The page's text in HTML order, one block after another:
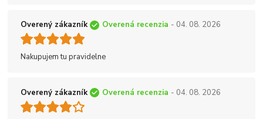
Overený zákazník Overená recenzia - 04. 08. 2026
Nakupujem tu pravidelne
Overený zákazník Overená recenzia - 04. 08. 2026